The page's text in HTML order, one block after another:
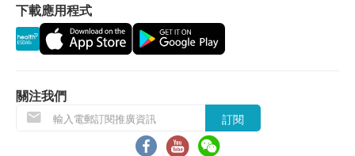
1. 貨品質量保證，於顧客收到產品當日起計，食
用期應最少有6個月或以上。
換貨條款
是否有損毀情況，一經確認簽收，恕不接受退換。
2. 退換產品必須包裝完整，如退換之產品有任何
殘缺或過期退回，供應商有權不受理。
下載應用程式
關注我們
訂閱